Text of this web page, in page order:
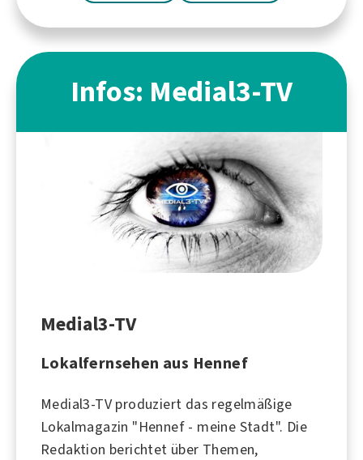
Infos: Medial3-TV
Medial3-TV
Lokalfernsehen aus Hennef
Medial3-TV produziert das regelmäßige
Lokalmagazin "Hennef - meine Stadt". Die
Redaktion berichtet über Themen,